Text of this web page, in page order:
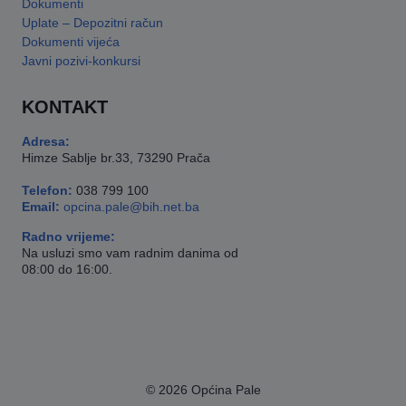
Dokumenti
Uplate – Depozitni račun
Dokumenti vijeća
Javni pozivi-konkursi
KONTAKT
Adresa:
Himze Sablje br.33, 73290 Prača
Telefon: 038 799 100
Email: opcina.pale@bih.net.ba
Radno vrijeme:
Na usluzi smo vam radnim danima od
08:00 do 16:00.
© 2026 Općina Pale